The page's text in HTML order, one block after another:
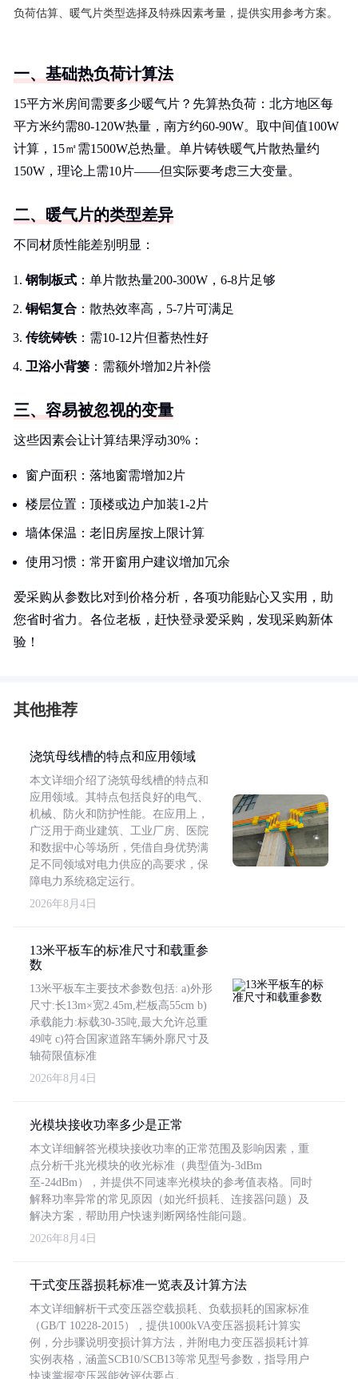
负荷估算、暖气片类型选择及特殊因素考量，提供实用参考方案。
一、基础热负荷计算法
15平方米房间需要多少暖气片？先算热负荷：北方地区每
平方米约需80-120W热量，南方约60-90W。取中间值100W
计算，15㎡需1500W总热量。单片铸铁暖气片散热量约
150W，理论上需10片——但实际要考虑三大变量。
二、暖气片的类型差异
不同材质性能差别明显：
钢制板式 ：单片散热量200-300W，6-8片足够
铜铝复合 ：散热效率高，5-7片可满足
传统铸铁：需10-12片但蓄热性好
卫浴小背篓 ：需额外增加2片补偿
三、容易被忽视的变量
这些因素会让计算结果浮动30%：
窗户面积：落地窗需增加2片
楼层位置：顶楼或边户加装1-2片
墙体保温：老旧房屋按上限计算
使用习惯：常开窗用户建议增加冗余
爱采购从参数比对到价格分析，各项功能贴心又实用，助
您省时省力。各位老板，赶快登录爱采购，发现采购新体
验！
其他推荐
浇筑母线槽的特点和应用领域
本文详细介绍了浇筑母线槽的特点和
应用领域。其特点包括良好的电气、
机械、防火和防护性能。在应用上，
广泛用于商业建筑、工业厂房、医院
和数据中心等场所，凭借自身优势满
足不同领域对电力供应的高要求，保
障电力系统稳定运行。
2026年8月4日
13米平板车的标准尺寸和载重参
数
13米平板车主要技术参数包括: a)外形
尺寸:长13m×宽2.45m,栏板高55cm b)
承载能力:标载30-35吨,最大允许总重
49吨 c)符合国家道路车辆外廓尺寸及
轴荷限值标准
2026年8月4日
光模块接收功率多少是正常
本文详细解答光模块接收功率的正常范围及影响因素，重
点分析千兆光模块的收光标准（典型值为-3dBm
至-24dBm），并提供不同速率光模块的参考值表格。同时
解释功率异常的常见原因（如光纤损耗、连接器问题）及
解决方案，帮助用户快速判断网络性能问题。
2026年8月4日
干式变压器损耗标准一览表及计算方法
本文详细解析干式变压器空载损耗、负载损耗的国家标准
（GB/T 10228-2015），提供1000kVA变压器损耗计算实
例，分步骤说明变损计算方法，并附电力变压器损耗计算
实例表格，涵盖SCB10/SCB13等常见型号参数，指导用户
快速掌握变压器能效评估要点。